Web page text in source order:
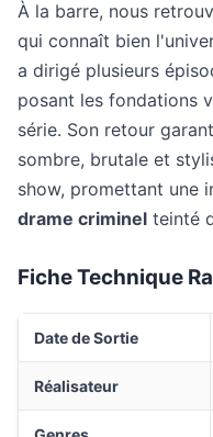
À la barre, nous
qui connaît bien
a dirigé plusieurs
posant les fondations
série. Son retour
sombre, brutale et
show, promettant une
drame criminel teinté
Fiche Technique
Date de Sortie
Réalisateur